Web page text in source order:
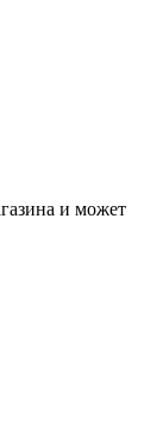
и может